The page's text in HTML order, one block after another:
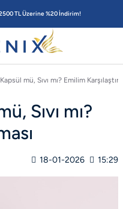
TL Üzerine %20 İndirim!
Kapsül mü, Sıvı mı? Emilim
Sıvı mı?
18-01-2026 15:29